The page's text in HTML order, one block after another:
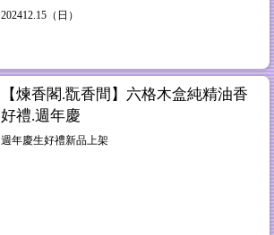
202412.15（日）
【煉香閣.翫香間】六格木盒純精油香
好禮.週年慶
週年慶生好禮新品上架